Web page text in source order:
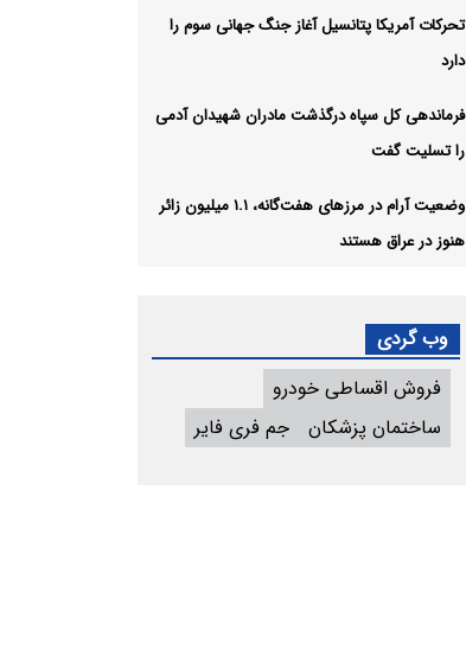
تحرکات آمریکا پتانسیل آغاز جنگ جهانی سوم را
دارد
فرماندهی کل سپاه درگذشت مادران شهیدان آدمی
را تسلیت گفت
وضعیت آرام در مرزهای هفت‌گانه، ۱.۱ میلیون زائر
هنوز در عراق هستند
وب گردی
فروش اقساطی خودرو
ساختمان پزشکان
جم فری فایر